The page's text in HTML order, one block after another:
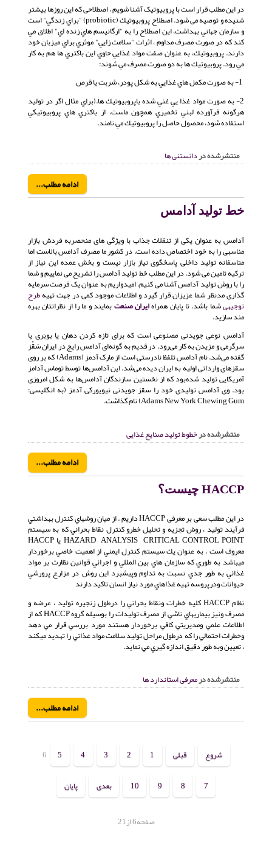
در این مطلب قرار است با پروبیوتیک آشنا شویم ، اصطلاحی که این روزها بیشتر
شنیده و توصیه می شود. اصطلاح پروبيوتيك (probiotic) "براي زندگي" است
و سازمان جهاني بهداشت، اين اصطلاح را به "ارگانيسم هاي زنده اي" اطلاق مي
كند كه در صورت مصرف مداوم ، اثرات "سلامت زايي" موثري براي ميزبان خود
دارند. پروبيوتيك، به عنوان صفت مواد غذايي حاوي اين باكتري ها هم به كار
مي رود. پروبيوتيك ها به دو صورت مصرف مي شوند:
2- به صورت مواد غذا يي غني شده باپروبيوتيك ها.(براي مثال اگر در توليد
هرگونه فرآورده لبني تخميري همچون ماست، از باكتري هاي پروبيوتيكي
استفاده شود، محصول حاصل را پروبيوتيك مي نامند.
منتشرشده دردانستنی ها
ادامه مطلب...
خط تولید آدامس
آدامس به عنوان یکی از تنقلات جذاب با ویژگی های منحصربه فردش بازار
مناسبی را به خود اختصاص داده است. در کشور ما مصرف آدامس بالاست اما
متاسفانه تولید داخلی پاسخگوی نیاز بازار نیست و بخش عمده این نیاز از
ترکیه تامین می شود. در این مطلب خط تولید آدامس را تشریح می نماییم و شما
را با روش تولید آدامس آشنا می کنیم. امیدواریم به عنوان یک فرصت سرمایه
گذاری مدنظر شما عزیزان قرار گیرد و اطلاعات موجود کمی در جهت تهیهطرح
توجیهیشما باشد. تا پایان همراهایران صنعتبمایند و ما را از نظراتتان بهره
مند سازید.
آدامس نوعی جویدنی مصنوعی است که برای تازه کردن دهان یا بوبَری یا
سرگرمی و مزیدن به کار می‌رود. در قدیم به گونه‌ای آدامس رایج در ایران سَقِّز
گفته می‌شد. نام آدامس تلفظ نادرستی است از مارک آدمز (Adams) که بر روی
سقزهای وارداتی اولیه به ایران دیده می‌شد. این آدامس‌ها توسط توماس آدامز
آمریکایی تولید شده‌بود که از نخستین سازندگان آدامس‌ها به شکل امروزی
بود. وی آدامس تولیدی خود را سقز جویدنی نیویورکی آدمز (به انگلیسی:
Adams New York Chewing Gum)‏ نام گذاشت.
منتشرشده درخطوط تولید صنایع غذایی
ادامه مطلب...
HACCP چیست؟
در این مطلب سعی بر معرفی HACCP داریم . از ميان روشهاي كنترل بهداشتي
فرآيند توليد ، ‌روش تجزيه و تحليل خطرو كنترل نقاط بحراني كه به سيستم
HAZARD ANALYSIS CRITICAL CONTROL POINT يا HACCP
معروف است ، به عنوان يك سيستم كنترل ايمني از اهميت خاصي برخوردار
ميباشد به طوري كه سازمان هاي بين المللي و اجرائي قوانين نظارت بر مواد
غذائي به طور جدي نسبت به تداوم وپيشبرد اين روش در مزارع پرورشي
حيوانات ودرپروسه تهيه غذاهاي مورد نياز انسان تاكيد دارند
نظام HACCP كليه خطرات ونقاط بحراني را درطول زنجيره توليد ، عرضه و
مصرف ونيز بيماريهاي ناشي از مصرف توليدات را بوسيله گروه HACCP كه از
اطلاعات علمي ومديريتي كافي برخوردار هستند مورد بررسي قرار مي دهد
وخطرات احتمالي را كه درطول مراحل توليد سلامت مواد غذائي را تهديد ميكند
، تعيين وبه طور دقيق اندازه گيري مي نمايد.
منتشرشده درمعرفی استاندارد ها
ادامه مطلب...
شروع قبلی 1
2
3
4
5
6
7
8
9
10 بعدی پایان
صفحه6 از21